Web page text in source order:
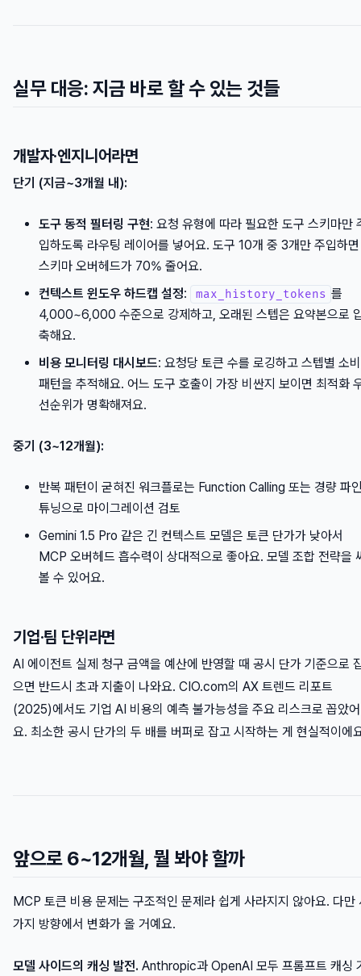
실무 대응: 지금 바로 할 수 있는 것들
개발자·엔지니어라면
단기 (지금~3개월 내):
도구 동적 필터링 구현: 요청 유형에 따라 필요한 도구 스키마만
입하도록 라우팅 레이어를 넣어요. 도구 10개 중 3개만 주입하면
스키마 오버헤드가 70% 줄어요.
컨텍스트 윈도우 하드캡 설정: max_history_tokens 를
4,000~6,000 수준으로 강제하고, 오래된 스텝은 요약본으로
축해요.
비용 모니터링 대시보드: 요청당 토큰 수를 로깅하고 스텝별 소비
패턴을 추적해요. 어느 도구 호출이 가장 비싼지 보이면 최적화
선순위가 명확해져요.
중기 (3~12개월):
반복 패턴이 굳혀진 워크플로는 Function Calling 또는 경량 파
튜닝으로 마이그레이션 검토
Gemini 1.5 Pro 같은 긴 컨텍스트 모델은 토큰 단가가 낮아서
MCP 오버헤드 흡수력이 상대적으로 좋아요. 모델 조합 전략을
볼 수 있어요.
기업·팀 단위라면
AI 에이전트 실제 청구 금액을 예산에 반영할 때 공시 단가 기준으로
으면 반드시 초과 지출이 나와요. CIO.com의 AX 트렌드 리포트
(2025)에서도 기업 AI 비용의 예측 불가능성을 주요 리스크로 꼽았어
요. 최소한 공시 단가의 두 배를 버퍼로 잡고 시작하는 게 현실적이에
앞으로 6~12개월, 뭘 봐야 할까
MCP 토큰 비용 문제는 구조적인 문제라 쉽게 사라지지 않아요. 다만
가지 방향에서 변화가 올 거예요.
모델 사이드의 캐싱 발전. Anthropic과 OpenAI 모두 프롬프트 캐싱